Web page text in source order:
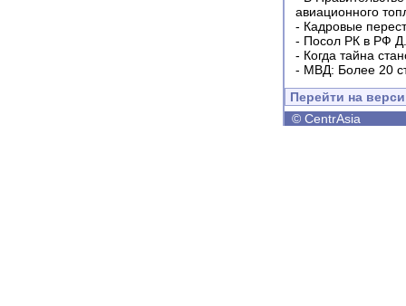
авиационного
- Кадровые
- Посол РК в РФ
- Когда тайна
- МВД: Более 20
Перейти на
© CentrAsia